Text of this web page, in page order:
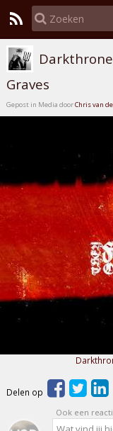
Graves
Gepost in Media doorChris van
Delen op
Ook een